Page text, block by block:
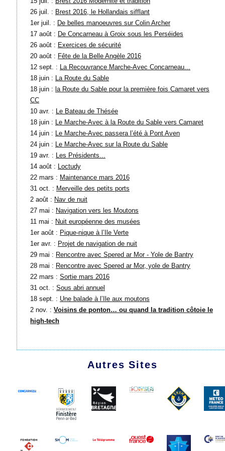
26 juil. : Brest 2016, le Hollandais sifflant
1er juil. : De belles manoeuvres sur Colin Archer
17 août : De Concarneau à Groix sous les Perséides
26 août : Exercices de sécurité
20 août : Fête de la Belle Angèle 2016
12 sept. : La Recouvrance Marche-Avec Concarneau...
18 juin : La Route du Sable
18 juin : la Route du Sable pour la première fois Camaret vers
CC
10 avr. : Le Bateau de Thésée
18 juin : Le Marche-Avec à la Route du Sable vers Camaret
14 juin : Le Marche-Avec passera l’été à Pont Aven
24 juin : Le Marche-Avec sur la Route du Sable
19 avr. : Les Présidents...
14 août : Loctudy
22 mars : Maintenance mars 2016
31 oct. : Merveille des petits ports
2 août : Nav de nuit
27 mai : Navigation vers les Moutons
11 mai : Nuit européenne des musées
1er août : Pique-nique à l’Ile Verte
1er avr. : Projet de navigation de nuit
29 mai : Rencontre avec Spered ar Mor - Yole de Bantry
28 mai : Rencontre avec Spered ar Mor, yole de Bantry
22 mars : Sortie mars 2016
31 oct. : Sous abri annuel
18 sept. : Une balade à l’Ile aux moutons
2 nov. : Voisins de ponton… ou quand la tradition côtoie le
high-tech
Autres Sites